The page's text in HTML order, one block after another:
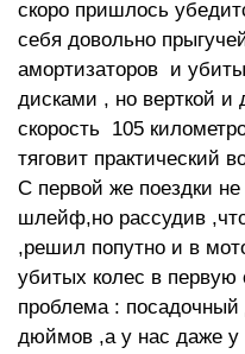
скоро пришлось
себя довольно
амортизаторов и
дисками , но верткой
скорость 105
тяговит практический
С первой же поездки
шлейф,но рассудив
,решил попутно и в
убитых колес в первую
проблема :
дюймов ,а у нас даже у